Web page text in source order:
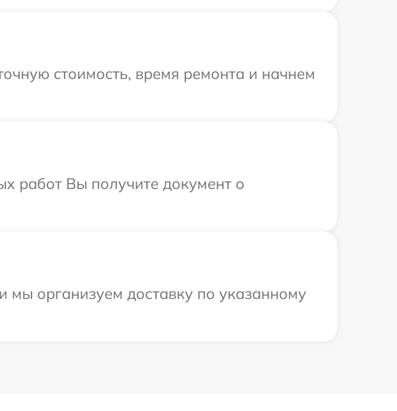
стоимость, время ремонта и начнем
работ Вы получите документ о
мы организуем доставку по указанному